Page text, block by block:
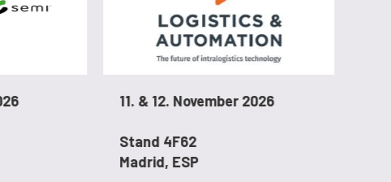
11. & 12. November 2026
Stand 4F62
Madrid, ESP